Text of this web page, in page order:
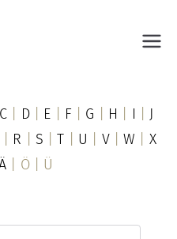
C D| E F G H I
J
R S |T U V|W
X
| Ö | Ü